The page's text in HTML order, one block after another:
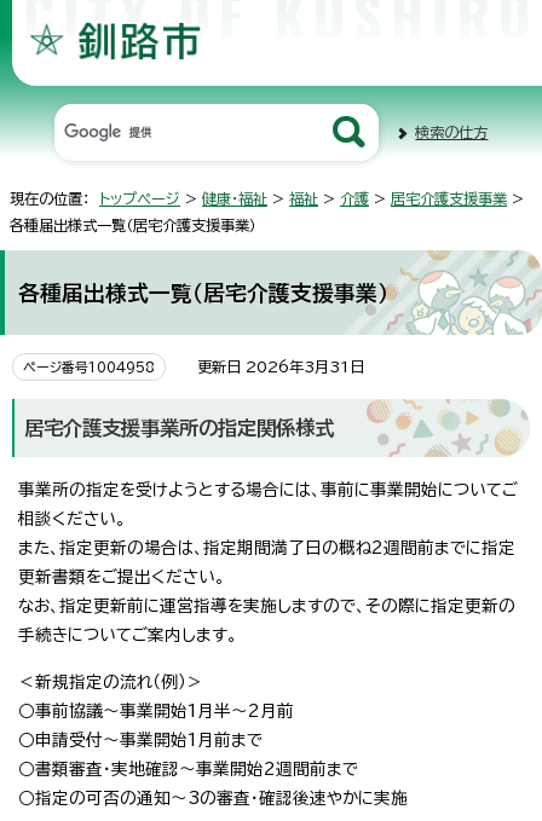
検索の仕方
現在の位置： トップページ > 健康・福祉 > 福祉 > 介護 > 居宅介護支援事業 >
各種届出様式一覧（居宅介護支援事業）
各種届出様式一覧（居宅介護支援事業）
ページ番号1004958 更新日 2026年3月31日
居宅介護支援事業所の指定関係様式
事業所の指定を受けようとする場合には、事前に事業開始についてご
相談ください。
また、指定更新の場合は、指定期間満了日の概ね2週間前までに指定
更新書類をご提出ください。
なお、指定更新前に運営指導を実施しますので、その際に指定更新の
手続きについてご案内します。
＜新規指定の流れ（例）＞
○事前協議～事業開始1月半～2月前
○申請受付～事業開始1月前まで
○書類審査・実地確認～事業開始2週間前まで
○指定の可否の通知～3の審査・確認後速やかに実施